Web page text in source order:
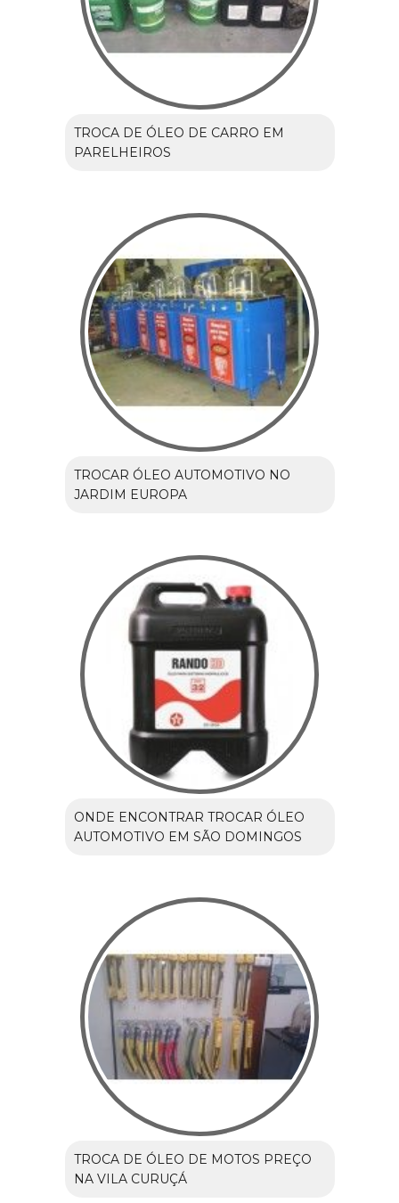
TROCA DE ÓLEO DE CARRO EM
PARELHEIROS
TROCAR ÓLEO AUTOMOTIVO NO
JARDIM EUROPA
ONDE ENCONTRAR TROCAR ÓLEO
AUTOMOTIVO EM SÃO DOMINGOS
TROCA DE ÓLEO DE MOTOS PREÇO
NA VILA CURUÇÁ